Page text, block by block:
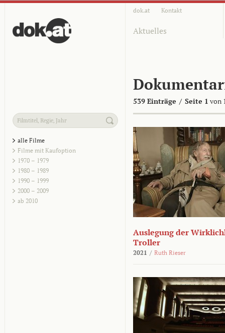
dok.at Kontakt
Aktuelles
539 Einträge / Seite 1 von
alle Filme
Filme mit Kaufoption
1970 – 1979
1980 – 1989
1990 – 1999
2000 – 2009
ab 2010
Auslegung der
Troller
2021 / Ruth Rieser